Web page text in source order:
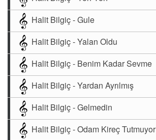
Halit Bilgiç - Gule
Halit Bilgiç - Yalan Oldu
Halit Bilgiç - Benim Kadar Sevme
Halit Bilgiç - Yardan Ayrılmış
Halit Bilgiç - Gelmedin
Halit Bilgiç - Odam Kireç Tutmuyor